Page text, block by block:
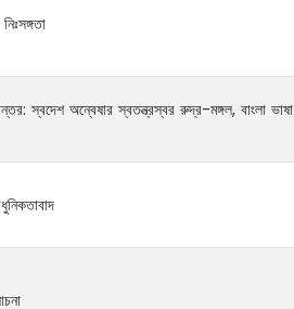
স্বদেশ অন্বেষার স্বতন্ত্রস্বর রুদ্র-মঙ্গল, বাংলা ভাষা